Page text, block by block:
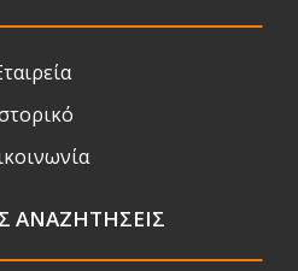
ΑΝΑΖΗΤΗΣΕΙΣ